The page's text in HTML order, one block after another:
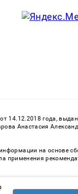
14.12.2018 года,
Анастасия
на основе
применения